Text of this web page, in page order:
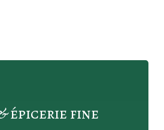
épicerie fine